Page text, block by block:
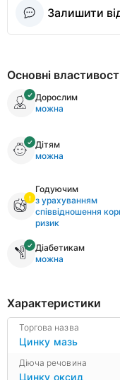
Залишити
Основні
Дорослим
можна
Дітям
можна
Годуючим
з урахуванням
співвідношення
ризик
Діабетикам
можна
Характеристики
Торгова назва
Цинку мазь
Діюча речовина
Цинку оксид